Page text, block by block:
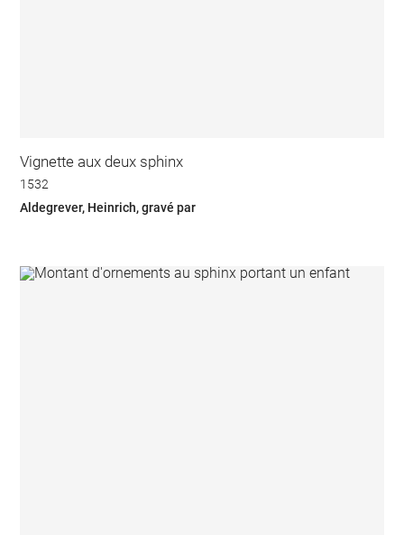
Vignette aux deux sphinx
1532
Aldegrever, Heinrich, gravé par